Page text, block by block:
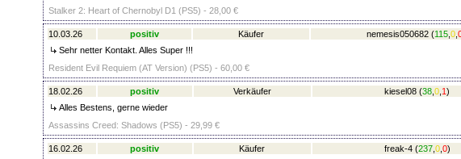
Stalker 2: Heart of Chernobyl D1 (PS5) - 28,00 €
10.03.26 positiv Käufer nemesis050682 (115 0
Sehr netter Kontakt. Alles Super !!!
Resident Evil Requiem (AT Version) (PS5) - 60,00 €
18.02.26 positiv Verkäufer kiesel08 (38 0 1)
Alles Bestens, gerne wieder
Assassins Creed: Shadows (PS5) - 29,99 €
16.02.26 positiv Käufer freak-4 (237, 0, 0)